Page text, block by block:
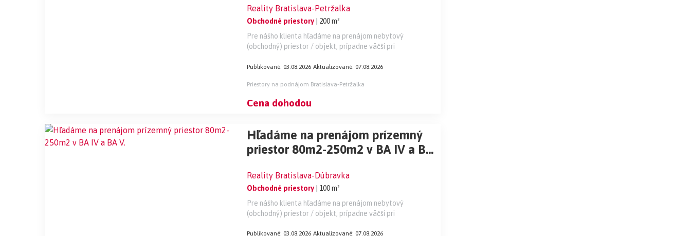
Reality Bratislava-Petržalka
Obchodné priestory
| 200 m²
Pre nášho klienta hľadáme na prenájom nebytový
(obchodný) priestor / objekt, prípadne väčší pri
Publikované: 03.08.2026 Aktualizované: 07.08.2026
Priestory na podnájom Bratislava-Petržalka
Cena dohodou
Hľadáme na prenájom prízemný
priestor 80m2-250m2 v BA IV a BA
Reality Bratislava-Dúbravka
Obchodné priestory
| 100 m²
Pre nášho klienta hľadáme na prenájom nebytový
(obchodný) priestor / objekt, prípadne väčší pri
Publikované: 03.08.2026 Aktualizované: 07.08.2026